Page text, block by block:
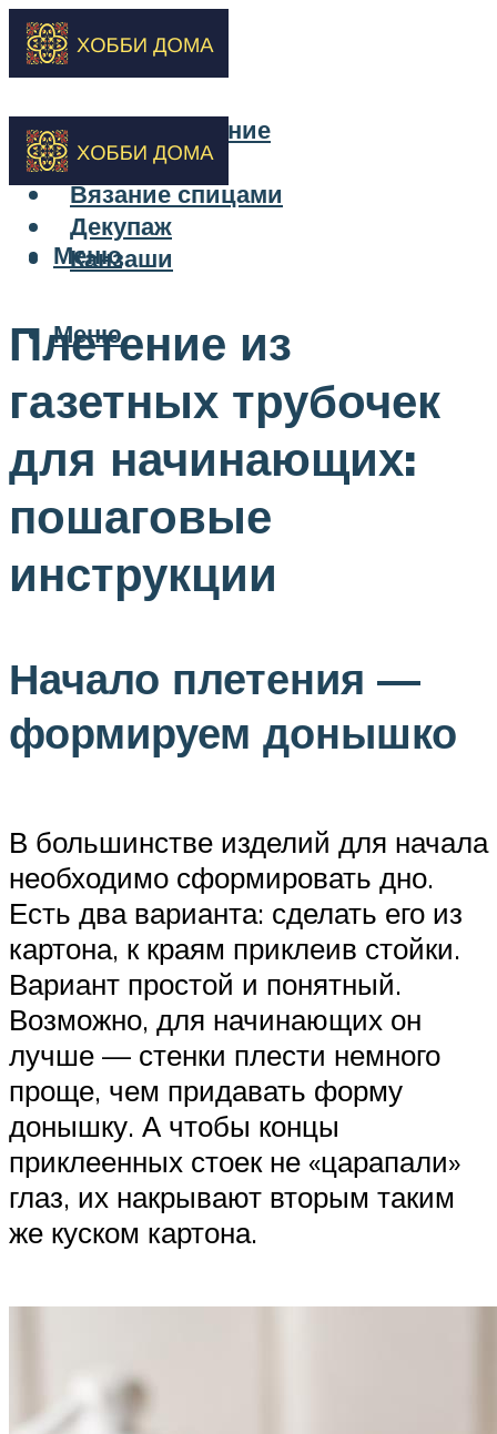
Бисероплетение
Вышивка
Вязание спицами
Декупаж
Канзаши
Меню
Меню
Плетение из
газетных трубочек
для начинающих:
пошаговые
инструкции
Начало плетения —
формируем донышко
В большинстве изделий для начала
необходимо сформировать дно.
Есть два варианта: сделать его из
картона, к краям приклеив стойки.
Вариант простой и понятный.
Возможно, для начинающих он
лучше — стенки плести немного
проще, чем придавать форму
донышку. А чтобы концы
приклеенных стоек не «царапали»
глаз, их накрывают вторым таким
же куском картона.